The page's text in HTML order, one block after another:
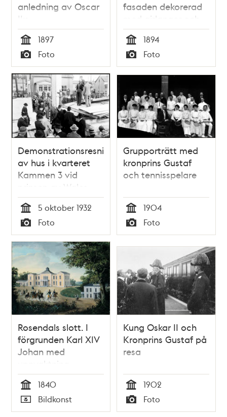
anledning av Oscar
II:s
regeringsjubileum
Tid
1897
Typ
Foto
fasaden dekorerad
med girlanger och
sköldar för Gustaf II
Adolfs-festen
Tid
1894
Typ
Foto
Demonstrationsresning
av hus i kvarteret
Kammen 3 vid
prinsen av Wales
besök i Ängby
småstugeområde
Tid
5 oktober 1932
Typ
Foto
Grupporträtt med
kronprins Gustaf
och tennisspelare
Tid
1904
Typ
Foto
Rosendals slott. I
förgrunden Karl XIV
Johan med
uppvaktning
Tid
1840
Typ
Bildkonst
Kung Oskar II och
Kronprins Gustaf på
resa
Tid
1902
Typ
Foto